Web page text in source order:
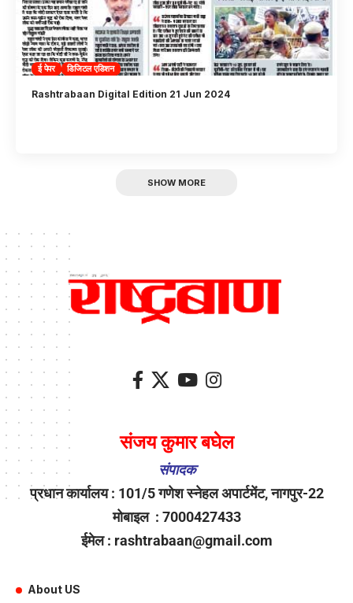
ई पेपर डिजिटल एडिशन
Rashtrabaan Digital Edition 21 Jun 2024
SHOW MORE
संजय कुमार बघेल
संपादक
प्रधान कार्यालय : 101/5 गणेश स्नेहल अपार्टमेंट, नागपुर-22
मोबाइल : 7000427433
ईमेल : rashtrabaan@gmail.com
About US